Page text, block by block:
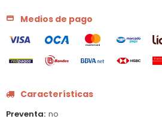
Medios de pago
Características
Preventa no